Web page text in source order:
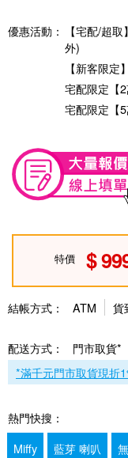
優惠活動：
【宅配/超
外)
【新客限
宅配限定【
宅配限定【
特價
結帳方式： ATM 貨
配送方式： 門市取貨*
*滿千元門市取貨現折
熱門快搜：
Miffy
藍芽 喇叭